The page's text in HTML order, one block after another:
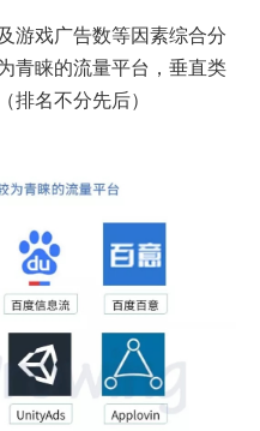
游戏广告数等因素综合分
青睐的流量平台，垂直类
排名不分先后）